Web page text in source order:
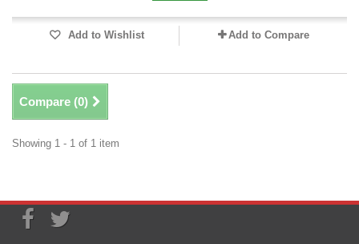
Add to Wishlist Add to Compare
Compare (0)
Showing 1 - 1 of 1 item